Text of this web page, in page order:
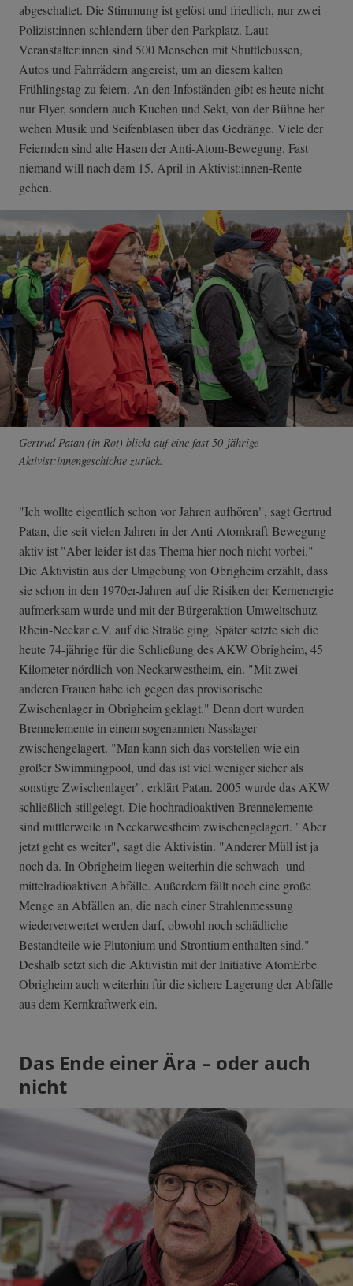
abgeschaltet. Die Stimmung ist gelöst und friedlich, nur zwei
Polizist:innen schlendern über den Parkplatz. Laut
Veranstalter:innen sind 500 Menschen mit Shuttlebussen,
Autos und Fahrrädern angereist, um an diesem kalten
Frühlingstag zu feiern. An den Infoständen gibt es heute nicht
nur Flyer, sondern auch Kuchen und Sekt, von der Bühne her
wehen Musik und Seifenblasen über das Gedränge. Viele der
Feiernden sind alte Hasen der Anti-Atom-Bewegung. Fast
niemand will nach dem 15. April in Aktivist:innen-Rente
gehen.
Gertrud Patan (in Rot) blickt auf eine fast 50-jährige
Aktivist:innengeschichte zurück.
"Ich wollte eigentlich schon vor Jahren aufhören", sagt Gertrud
Patan, die seit vielen Jahren in der Anti-Atomkraft-Bewegung
aktiv ist "Aber leider ist das Thema hier noch nicht vorbei."
Die Aktivistin aus der Umgebung von Obrigheim erzählt, dass
sie schon in den 1970er-Jahren auf die Risiken der Kernenergie
aufmerksam wurde und mit der Bürgeraktion Umweltschutz
Rhein-Neckar e.V. auf die Straße ging. Später setzte sich die
heute 74-jährige für die Schließung des AKW Obrigheim, 45
Kilometer nördlich von Neckarwestheim, ein. "Mit zwei
anderen Frauen habe ich gegen das provisorische
Zwischenlager in Obrigheim geklagt." Denn dort wurden
Brennelemente in einem sogenannten Nasslager
zwischengelagert. "Man kann sich das vorstellen wie ein
großer Swimmingpool, und das ist viel weniger sicher als
sonstige Zwischenlager", erklärt Patan. 2005 wurde das AKW
schließlich stillgelegt. Die hochradioaktiven Brennelemente
sind mittlerweile in Neckarwestheim zwischengelagert. "Aber
jetzt geht es weiter", sagt die Aktivistin. "Anderer Müll ist ja
noch da. In Obrigheim liegen weiterhin die schwach- und
mittelradioaktiven Abfälle. Außerdem fällt noch eine große
Menge an Abfällen an, die nach einer Strahlenmessung
wiederverwertet werden darf, obwohl noch schädliche
Bestandteile wie Plutonium und Strontium enthalten sind."
Deshalb setzt sich die Aktivistin mit der Initiative AtomErbe
Obrigheim auch weiterhin für die sichere Lagerung der Abfälle
aus dem Kernkraftwerk ein.
Das Ende einer Ära – oder auch
nicht